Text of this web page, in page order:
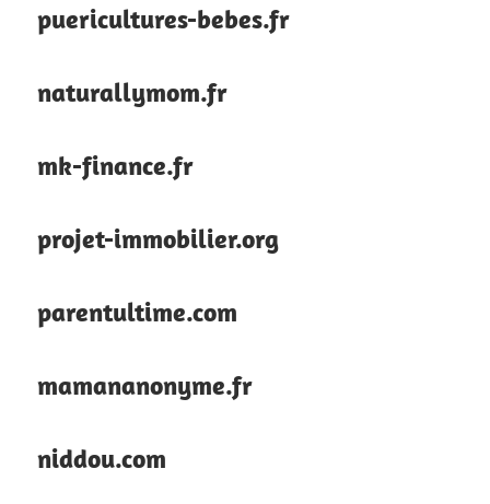
puericultures-bebes.fr
naturallymom.fr
mk-finance.fr
projet-immobilier.org
parentultime.com
mamananonyme.fr
niddou.com